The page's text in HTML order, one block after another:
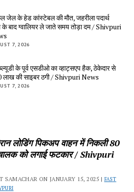
जेल के हेड कांस्टेबल की मौत, जहरीला पदार्थ
बाद ग्वालियर ले जाते समय तोड़ा दम / Shivpuri
7, 2026
के पूर्व एसडीओ का व्हाट्सएप हैक, ठेकेदार से
लाख की साइबर ठगी / Shivpuri News
7, 2026
लोडिंग पिकअप वाहन में निकली 80
चालक को लगाई फटकार / Shivpuri
SAMACHAR ON JANUARY 15, 2025 | FAST